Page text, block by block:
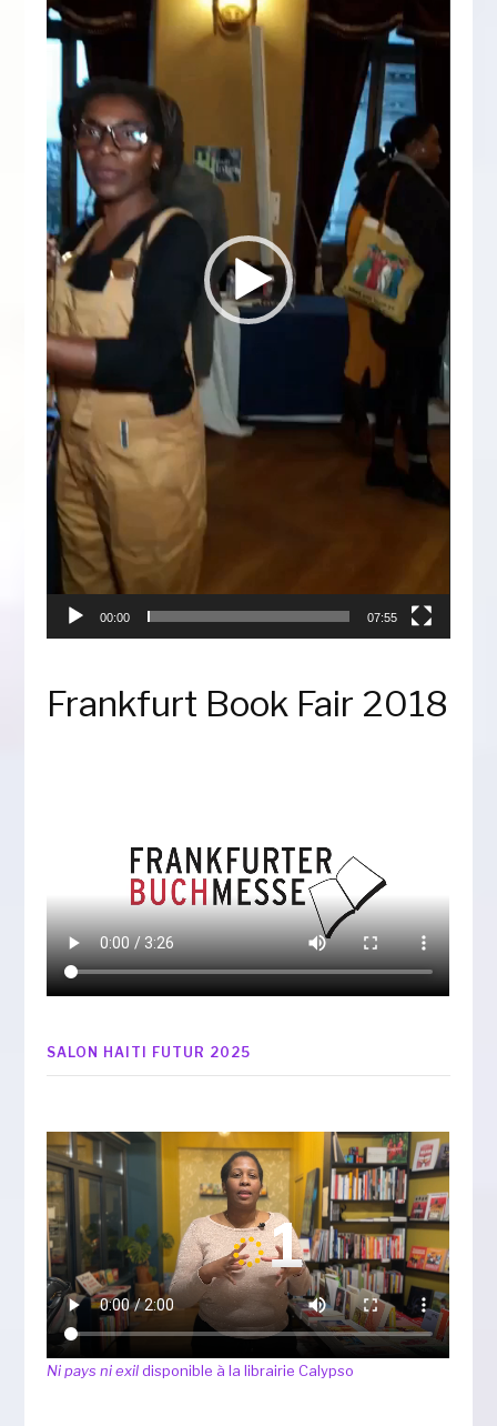
00:00 07:55
Frankfurt Book Fair 2018
SALON HAITI FUTUR 2025
Ni pays ni exildisponible à la librairie Calypso